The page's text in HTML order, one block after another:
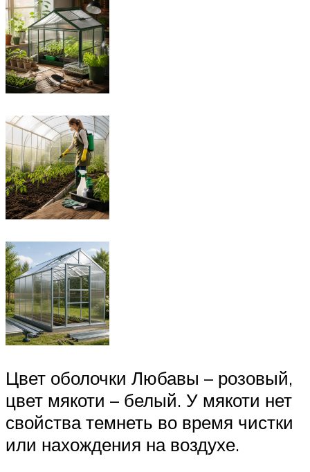
Цвет оболочки Любавы – розовый,
цвет мякоти – белый. У мякоти нет
свойства темнеть во время чистки
или нахождения на воздухе.